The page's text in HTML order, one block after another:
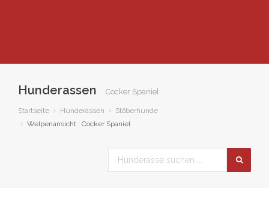
Hunderassen Cocker Spaniel
Startseite Hunderassen
Stöberhunde
Welpenansicht : Cocker Spaniel